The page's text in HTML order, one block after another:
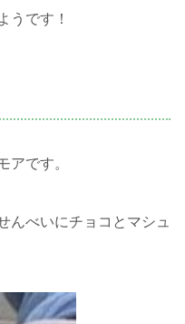
うです！
アです。
んべいにチョコとマシュ